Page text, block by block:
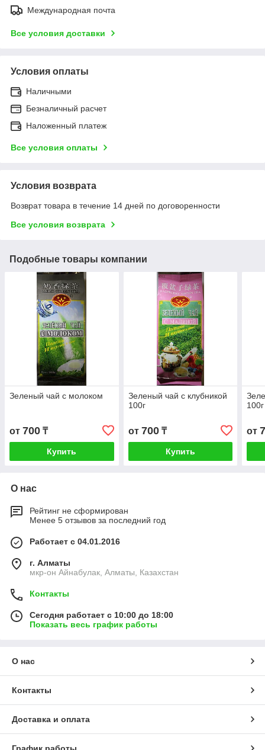
Международная почта
Все условия доставки
Условия оплаты
Наличными
Безналичный расчет
Наложенный платеж
Все условия оплаты
Условия возврата
Возврат товара в течение 14 дней по договоренности
Все условия возврата
Подобные товары компании
Зеленый чай с молоком
от 700 ₸
Купить
Зеленый чай с клубникой
100г
от 700₸
Купить
100г
от
О нас
Рейтинг не сформирован
Менее 5 отзывов за последний год
Работает с 04.01.2016
г. Алматы
мкр-он Айнабулак, Алматы, Казахстан
Контакты
Сегодня работает с 10:00 до 18:00
Показать весь график работы
О нас
Контакты
Доставка и оплата